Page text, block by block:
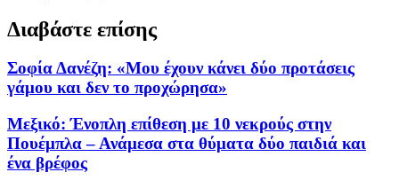
Διαβάστε επίσης
Σοφία Δανέζη: «Μου έχουν κάνει δύο προτάσεις
γάμου και δεν το προχώρησα»
Μεξικό: Ένοπλη επίθεση με 10 νεκρούς στην
Πουέμπλα – Ανάμεσα στα θύματα δύο παιδιά και
ένα βρέφος